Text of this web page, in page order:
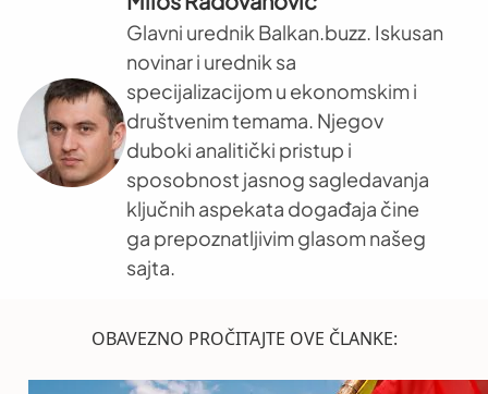
Glavni urednik Balkan.buzz. Iskusan
novinar i urednik sa
specijalizacijom u ekonomskim i
društvenim temama. Njegov
duboki analitički pristup i
sposobnost jasnog sagledavanja
ključnih aspekata događaja čine
ga prepoznatljivim glasom našeg
sajta.
OBAVEZNO PROČITAJTE OVE ČLANKE: